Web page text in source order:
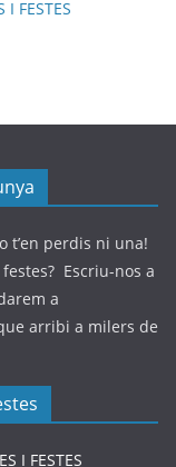
t’en perdis ni una!
Escriu-nos a
a
arribi a milers de